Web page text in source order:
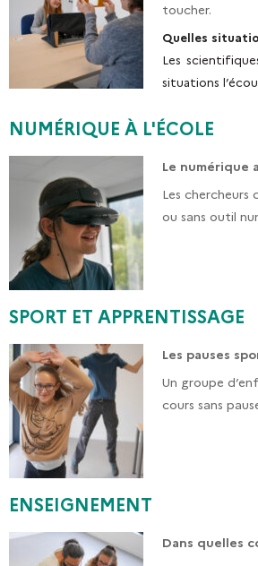
toucher.
Quelles
Les
situations
NUMÉRIQUE À L'ÉCOLE
Le numérique
Les
ou sans outil
SPORT ET APPRENTISSAGE
Les pauses
Un groupe
cours sans
ENSEIGNEMENT
Dans quelles